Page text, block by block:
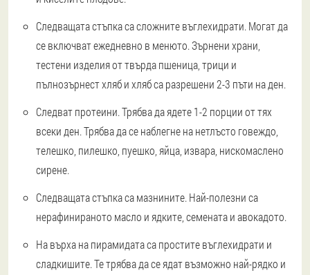
Следващата стъпка са сложните въглехидрати. Могат да
се включват ежедневно в менюто. Зърнени храни,
тестени изделия от твърда пшеница, трици и
пълнозърнест хляб и хляб са разрешени 2-3 пъти на ден.
Следват протеини. Трябва да ядете 1-2 порции от тях
всеки ден. Трябва да се наблегне на нетлъсто говеждо,
телешко, пилешко, пуешко, яйца, извара, нискомаслено
сирене.
Следващата стъпка са мазнините. Най-полезни са
нерафинираното масло и ядките, семената и авокадото.
На върха на пирамидата са простите въглехидрати и
сладкишите. Те трябва да се ядат възможно най-рядко и